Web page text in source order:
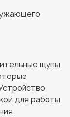
щупы
для работы